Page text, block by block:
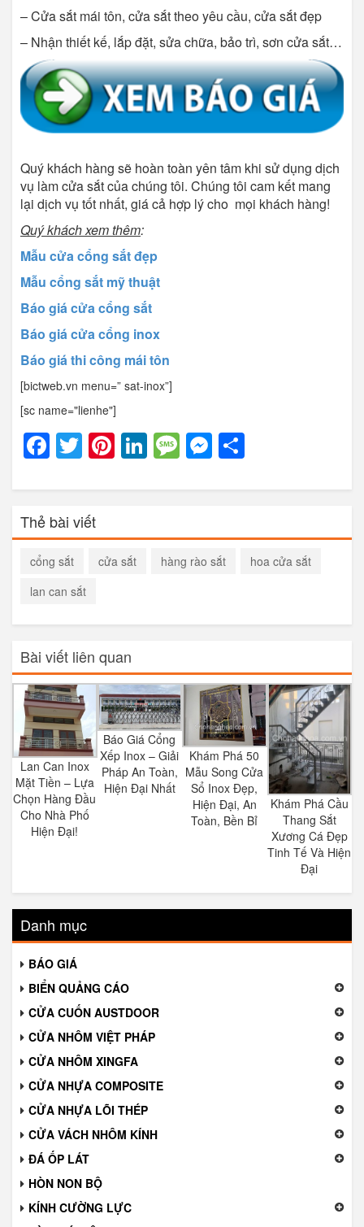
– Cửa sắt mái tôn, cửa sắt theo yêu cầu, cửa sắt đẹp
– Nhận thiết kế, lắp đặt, sửa chữa, bảo trì, sơn cửa sắt…
Quý khách hàng sẽ hoàn toàn yên tâm khi sử dụng dịch
vụ làm cửa sắt của chúng tôi. Chúng tôi cam kết mang
lại dịch vụ tốt nhất, giá cả hợp lý cho mọi khách hàng!
Quý khách xem thêm:
Mẫu cửa cổng sắt đẹp
Mẫu cổng sắt mỹ thuật
Báo giá cửa cổng sắt
Báo giá cửa cổng inox
Báo giá thi công mái tôn
[bictweb.vn menu=” sat-inox”]
[sc name="lienhe"]
Facebook
Twitter
Pinterest
LinkedIn
Message
Messenger
Thẻ bài viết
cổng sắt cửa sắt hàng rào sắt
hoa cửa sắt
lan can sắt
Bài viết liên quan
Lan Can Inox
Mặt Tiền – Lựa
Chọn Hàng Đầu
Cho Nhà Phố
Hiện Đại!
Báo Giá Cổng
Xếp Inox – Giải
Pháp An Toàn,
Hiện Đại Nhất
Khám Phá 50
Mẫu Song Cửa
Sổ Inox Đẹp,
Hiện Đại, An
Toàn, Bền Bỉ
Khám Phá Cầu
Thang Sắt
Xương Cá Đẹp
Tinh Tế Và Hiện
Đại
Danh mục
BÁO GIÁ
BIỂN QUẢNG CÁO
CỬA CUỐN AUSTDOOR
CỬA NHÔM VIỆT PHÁP
CỬA NHÔM XINGFA
CỬA NHỰA COMPOSITE
CỬA NHỰA LÕI THÉP
CỬA VÁCH NHÔM KÍNH
ĐÁ ỐP LÁT
HÒN NON BỘ
KÍNH CƯỜNG LỰC